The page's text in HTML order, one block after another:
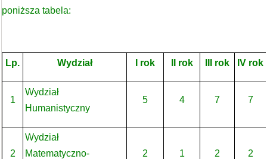
poniższa tabela:
Lp. Wydział I rok II rok III rok IV rok
1
Wydział
Humanistyczny
5 4 7 7
2
Wydział
Matematyczno-
2 1 2 2